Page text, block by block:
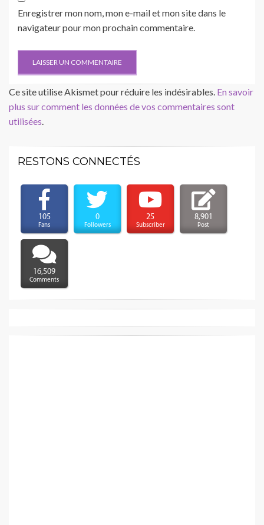
Enregistrer mon nom, mon e-mail et mon site dans le
navigateur pour mon prochain commentaire.
Ce site utilise Akismet pour réduire les indésirables. En savoir
plus sur comment les données de vos commentaires sont
utilisées.
RESTONS CONNECTÉS
105
Fans
0
Followers
25
Subscriber
8,901
Post
16,509
Comments